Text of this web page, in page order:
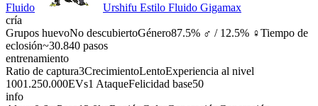
Fluido
Urshifu Estilo Fluido Gigamax
cría
Grupos huevoNo descubiertoGénero87.5% ♂ / 12.5% ♀Tiempo de
eclosión~30.840 pasos
entrenamiento
Ratio de captura3CrecimientoLentoExperiencia al nivel
1001.250.000EVs1 AtaqueFelicidad base50
info